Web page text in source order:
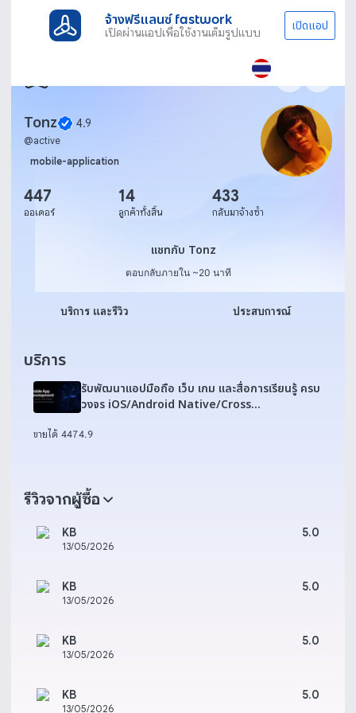
จ้างฟรีแลนซ์ fastwork
เปิดผ่านแอปเพื่อใช้งานเต็มรูปแบบ เปิดแอป
Tonz 4.9
@active
mobile-application
447
ออเดอร์
14
ลูกค้าทั้งสิ้น
433
กลับมาจ้างซ้ำ
แชทกับ Tonzแชทกับ Tonz
ตอบกลับภายใน ~20 นาที
บริการ และรีวิว ประสบการณ์
บริการ
รับพัฒนาแอปมือถือ เว็บ เกม และสื่อการเรียนรู้ ครบ
วงจร iOS/Android Native/Cross
ขายได้ 4474.9
รีวิวจากผู้ซื้อ
KB
13/05/2026
5.0
KB
13/05/2026
5.0
KB
13/05/2026
5.0
KB
13/05/2026
5.0